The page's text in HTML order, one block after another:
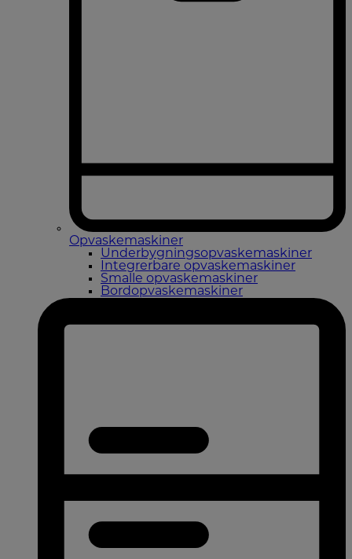
Opvaskemaskiner
Underbygningsopvaskemaskiner
Integrerbare opvaskemaskiner
Smalle opvaskemaskiner
Bordopvaskemaskiner